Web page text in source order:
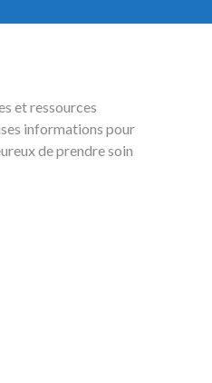
et ressources
informations pour
de prendre soin